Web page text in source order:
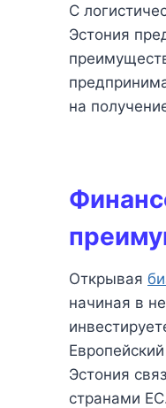
С
Эстония
на
Открывая
начиная в
Эстония
странами